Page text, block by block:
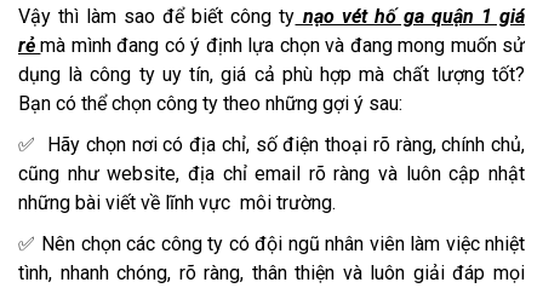
Vậy thì làm sao để biết công ty nạo vét hố ga quận 1 giá
rẻmà mình đang có ý định lựa chọn và đang mong muốn sử
dụng là công ty uy tín, giá cả phù hợp mà chất lượng tốt?
Bạn có thể chọn công ty theo những gợi ý sau:
✅ Hãy chọn nơi có địa chỉ, số điện thoại rõ ràng, chính chủ,
cũng như website, địa chỉ email rõ ràng và luôn cập nhật
những bài viết về lĩnh vực môi trường.
✅ Nên chọn các công ty có đội ngũ nhân viên làm việc nhiệt
tình, nhanh chóng, rõ ràng, thân thiện và luôn giải đáp mọi